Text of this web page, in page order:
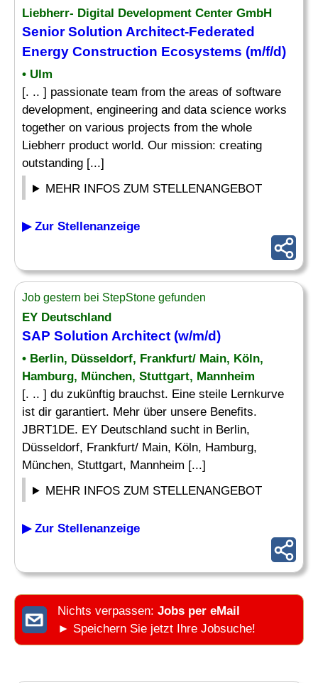
Liebherr- Digital Development Center GmbH
SeniorSolution Architect-Federated
Energy Construction Ecosystems (m/f/d)
• Ulm
[. .. ] passionate team from the areas of software
development, engineering and data science works
together on various projects from the whole
Liebherr product world. Our mission: creating
outstanding [...]
MEHR INFOS ZUM STELLENANGEBOT
▶ Zur Stellenanzeige
Job gestern bei StepStone gefunden
EY Deutschland
SAP Solution Architect (w/m/d)
• Berlin, Düsseldorf, Frankfurt/ Main, Köln,
Hamburg, München, Stuttgart, Mannheim
[. .. ] du zukünftig brauchst. Eine steile Lernkurve
ist dir garantiert. Mehr über unsere Benefits.
JBRT1DE. EY Deutschland sucht in Berlin,
Düsseldorf, Frankfurt/ Main, Köln, Hamburg,
München, Stuttgart, Mannheim [...]
MEHR INFOS ZUM STELLENANGEBOT
▶ Zur Stellenanzeige
Nichts verpassen: Jobs per eMail
► Speichern Sie jetzt Ihre Jobsuche!